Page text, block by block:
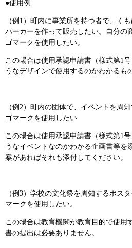
●使用例
（例1）町内に事業所を持つ者で、く
パーカーを作って販売したい。自分の
ゴマークを使用したい。
この場合は使用承認申請書（様式第1
うなデザインで使用するのかわかるも
（例2）町内の団体で、イベントを周
ゴマークを使用したい
この場合は使用承認申請書（様式第1
うなイベントなのかわかる企画書等を
案があればそれも添付してください。
（例3）学校の文化祭を周知するポス
マークを使用したい。
この場合は教育機関が教育目的で使用
書の提出は必要ありません。